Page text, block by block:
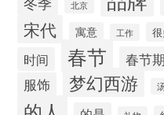
北京
宋代 寓意 工作
时间 春节 春节
服饰 梦幻西游